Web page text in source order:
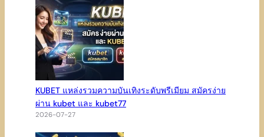
KUBET แหล่งรวมความบันเทิงระดับพรีเมียม สมัครง่าย
ผ่าน kubet และ kubet77
2026-07-27